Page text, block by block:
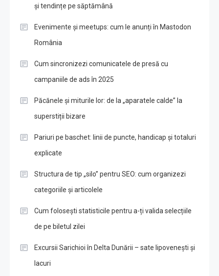
și tendințe pe săptămână
Evenimente și meetups: cum le anunți în Mastodon
România
Cum sincronizezi comunicatele de presă cu
campaniile de ads în 2025
Păcănele și miturile lor: de la „aparatele calde” la
superstiții bizare
Pariuri pe baschet: linii de puncte, handicap și totaluri
explicate
Structura de tip „silo” pentru SEO: cum organizezi
categoriile și articolele
Cum folosești statisticile pentru a-ți valida selecțiile
de pe biletul zilei
Excursii Sarichioi în Delta Dunării – sate lipovenești și
lacuri